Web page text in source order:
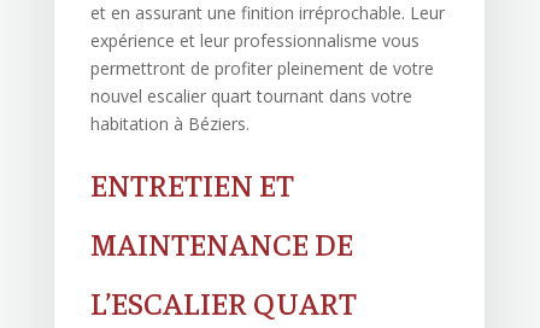
et en assurant une finition irréprochable. Leur
expérience et leur professionnalisme vous
permettront de profiter pleinement de votre
nouvel escalier quart tournant dans votre
habitation à Béziers.
ENTRETIEN ET
MAINTENANCE DE
L’ESCALIER QUART